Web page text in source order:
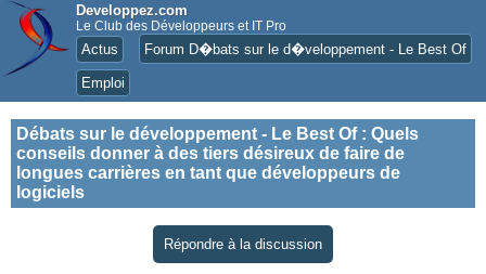
Developpez.com
Le Club des Développeurs et IT Pro
Actus Forum D�bats sur le d�veloppement - Le Best Of
Emploi
Débats sur le développement - Le Best Of: Quels
conseils donner à des tiers désireux de faire de
longues carrières en tant que développeurs de
logiciels
Répondre à la discussion